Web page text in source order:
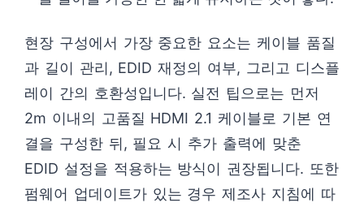
현장 구성에서 가장 중요한 요소는 케이블 품질
과 길이 관리, EDID 재정의 여부, 그리고 디스플
레이 간의 호환성입니다. 실전 팁으로는 먼저
2m 이내의 고품질 HDMI 2.1 케이블로 기본 연
결을 구성한 뒤, 필요 시 추가 출력에 맞춘
EDID 설정을 적용하는 방식이 권장됩니다. 또한
펌웨어 업데이트가 있는 경우 제조사 지침에 따